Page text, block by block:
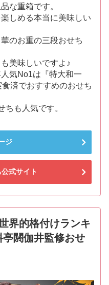
な重箱です。
しめる本当に美味しい
のお重の三段おせち
美味しいですよ♪
気No1は『特大和一
済でおすすめのおせち
ちも人気です。
ジ
式サイト
界的格付けランキ
閼伽井監修おせ